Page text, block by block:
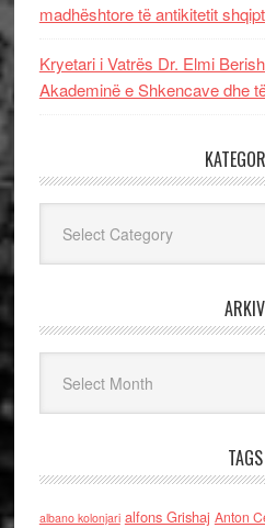
madhështore të antikitetit
Kryetari i Vatrës Dr. Elmi
Akademinë e Shkencave dhe
ARKIV
TAGS
albano kolonjari alfons Grishaj Anton